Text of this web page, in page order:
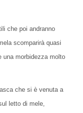
che poi andranno
scomparirà quasi
una morbidezza molto
che si è venuta a
letto di mele,